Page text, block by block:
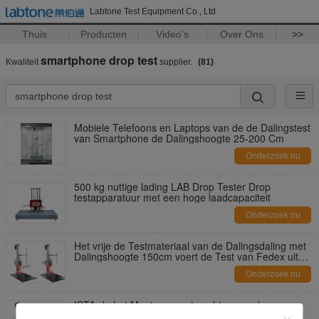
Labtone Test Equipment Co., Ltd
Thuis Producten Video's Over Ons >>
Kwaliteit smartphone drop test supplier. (81)
Mobiele Telefoons en Laptops van de de Dalingstest
van Smartphone de Dalingshoogte 25-200 Cm
Onderzoek nu
500 kg nuttige lading LAB Drop Tester Drop
testapparatuur met een hoge laadcapaciteit
Onderzoek nu
Het vrije de Testmateriaal van de Dalingsdaling met
Dalingshoogte 150cm voert de Test van Fedex uit
Onderzoek nu
ISTA-de het Meetapparaatmachine van de
Laboratoriumdaling voert Oppervlakten, Hoek en